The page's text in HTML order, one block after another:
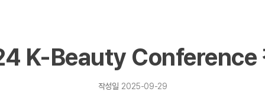
K-Beauty Conference
작성일 2025-09-29